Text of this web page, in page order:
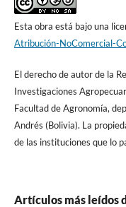
Esta obra está bajo una
Atribución-NoComercial-
El derecho de autor de la
Investigaciones
Facultad de Agronomí­a,
Andrés (Bolivia). La
de las instituciones que lo
Artículos más leídos